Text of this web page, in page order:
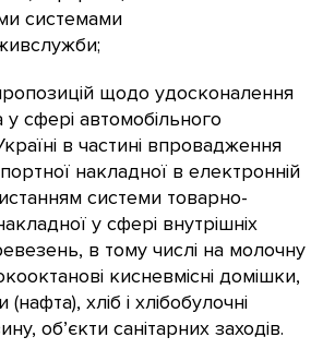
системами
щодо удосконалення
сфері автомобільного
в частині впровадження
накладної в електронній
системи товарно-
у сфері внутрішніх
в тому числі на молочну
кисневмісні домішки,
хліб і хлібобулочні
об’єкти санітарних заходів.